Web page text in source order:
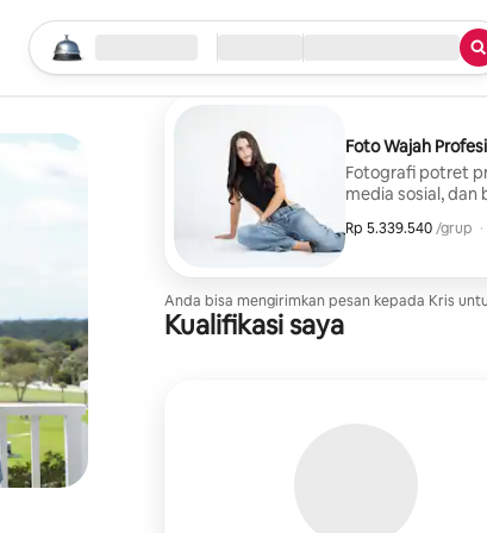
Mulai pencarian Anda
Lokasi Check-in/Check-out
Tipe layanan
Foto Wajah
Fotografi potret
media sosial, dan
memberikan
resolusi tinggi
galeri online
Rp 5.339.540 /grup
Rp 5.339.540, per
, ·
Anda bisa mengirimkan pesan kepada Kris
Kualifikasi saya